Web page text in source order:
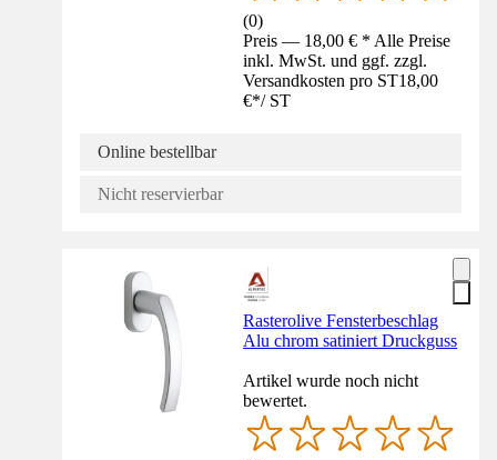
(0)
Preis — 18,00 € * Alle Preise
inkl. MwSt. und ggf. zzgl.
Versandkosten pro ST18,00
€*/ ST
Online bestellbar
Nicht reservierbar
Rasterolive Fensterbeschlag
Alu chrom satiniert Druckguss
Artikel wurde noch nicht
bewertet.